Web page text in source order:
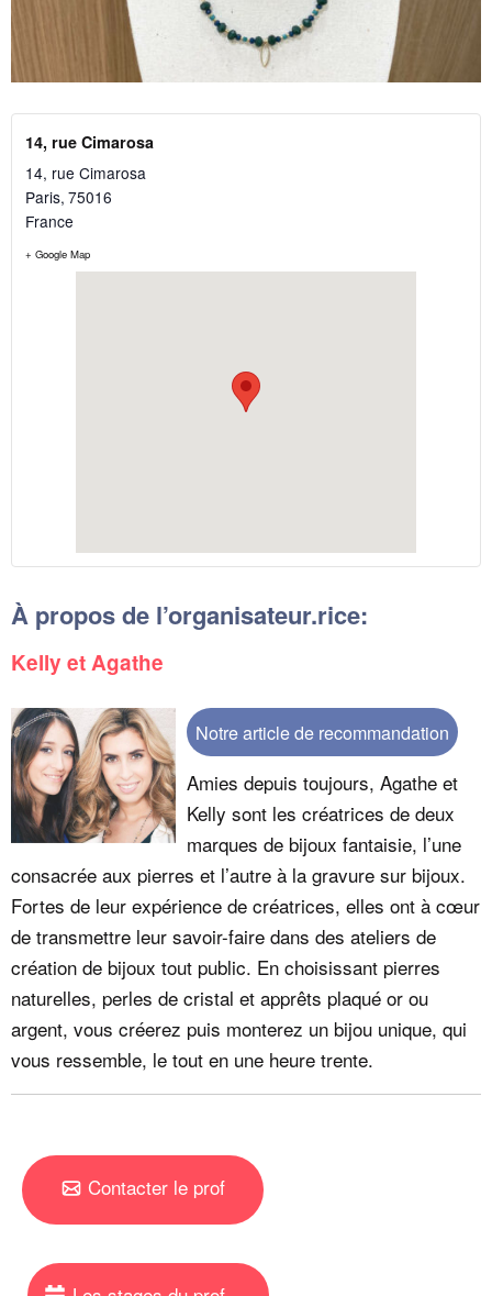
14, rue Cimarosa
14, rue Cimarosa
Paris, 75016
France
+ Google Map
À propos de l’organisateur.rice:
Kelly et Agathe
Notre article de recommandation
Amies depuis toujours, Agathe et
Kelly sont les créatrices de deux
marques de bijoux fantaisie, l’une
consacrée aux pierres et l’autre à la gravure sur bijoux.
Fortes de leur expérience de créatrices, elles ont à cœur
de transmettre leur savoir-faire dans des ateliers de
création de bijoux tout public. En choisissant pierres
naturelles, perles de cristal et apprêts plaqué or ou
argent, vous créerez puis monterez un bijou unique, qui
vous ressemble, le tout en une heure trente.
Contacter le prof